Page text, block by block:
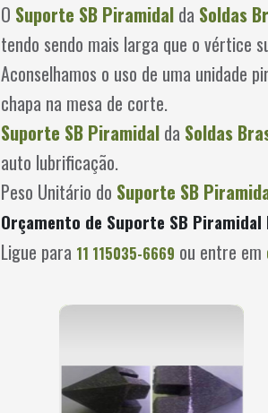
O Suporte SB Piramidal da Soldas
tendo sendo mais larga que o vértice
Aconselhamos o uso de uma unidade
chapa na mesa de corte.
Suporte SB Piramidal da Soldas
auto lubrificação.
Peso Unitário do Suporte SB
Orçamento de Suporte SB Piramidal
Ligue para 11 115035-6669 ou entre em